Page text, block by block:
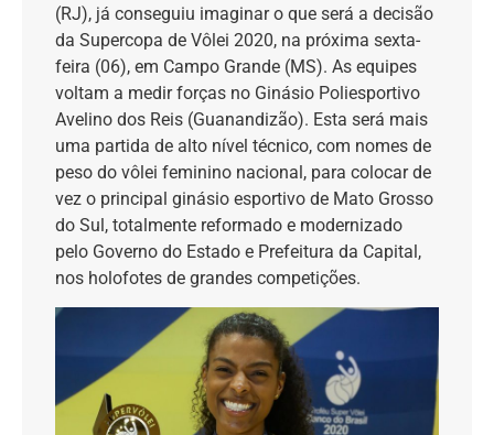
(RJ), já conseguiu imaginar o que será a decisão
da Supercopa de Vôlei 2020, na próxima sexta-
feira (06), em Campo Grande (MS). As equipes
voltam a medir forças no Ginásio Poliesportivo
Avelino dos Reis (Guanandizão). Esta será mais
uma partida de alto nível técnico, com nomes de
peso do vôlei feminino nacional, para colocar de
vez o principal ginásio esportivo de Mato Grosso
do Sul, totalmente reformado e modernizado
pelo Governo do Estado e Prefeitura da Capital,
nos holofotes de grandes competições.